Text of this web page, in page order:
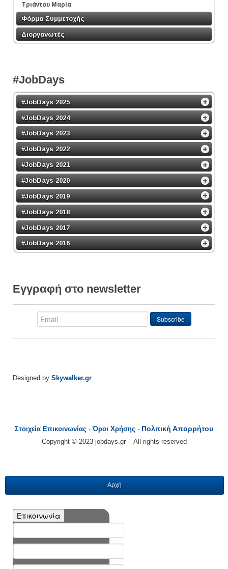
Τριάντου Μαρία
Φόρμα Συμμετοχής
Διοργανωτές
#JobDays
#JobDays 2025
#JobDays 2024
#JobDays 2023
#JobDays 2022
#JobDays 2021
#JobDays 2020
#JobDays 2019
#JobDays 2018
#JobDays 2017
#JobDays 2016
Εγγραφή στο newsletter
Designed by Skywalker.gr
Στοιχεία Επικοινωνίας -Όροι Χρήσης - Πολιτική Απορρήτου
Copyright © 2023 jobdays.gr -- All rights reserved
Αρχή